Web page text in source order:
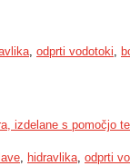
, odprti vodotoki,
izdelane s pomočjo
, hidravlika, odprti